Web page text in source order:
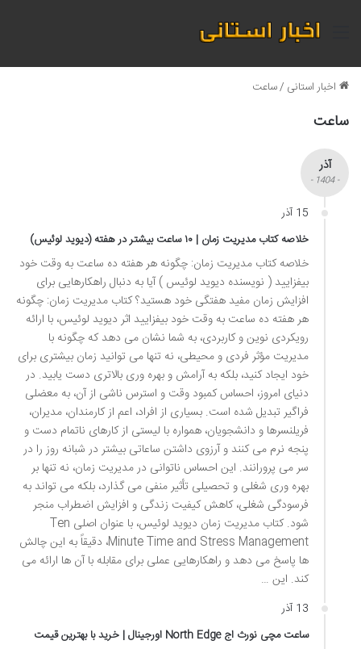
منو
اخبار استانی /ساعت
ساعت
آذر
- 1404 -
15 آذر
خلاصه کتاب مدیریت زمان | ۱۰ ساعت بیشتر در هفته (دیوید لوئیس)
خلاصه کتاب مدیریت زمان: چگونه هر هفته ده ساعت به وقت خود
بیفزایید ( نویسنده دیوید لوئیس ) آیا به دنبال راهکارهایی برای
افزایش زمان مفید هفتگی خود هستید؟ کتاب مدیریت زمان: چگونه
هر هفته ده ساعت به وقت خود بیفزایید اثر دیوید لوئیس، با ارائه
رویکردی نوین و کاربردی، به شما نشان می دهد که چگونه با
مدیریت مؤثر فردی و محیطی، نه تنها می توانید زمان بیشتری برای
خود ایجاد کنید، بلکه به آرامش و بهره وری بالاتری دست یابید. در
دنیای امروز، احساس کمبود وقت و استرس ناشی از آن، به معضلی
فراگیر تبدیل شده است. بسیاری از افراد، اعم از کارمندان، مدیران،
فریلنسرها و دانشجویان، همواره با لیستی از کارهای ناتمام دست و
پنجه نرم می کنند و آرزوی داشتن ساعاتی بیشتر در شبانه روز را در
سر می پرورانند. این احساس ناتوانی در مدیریت زمان، نه تنها بر
بهره وری شغلی و تحصیلی تأثیر منفی می گذارد، بلکه می تواند به
فرسودگی شغلی، کاهش کیفیت زندگی و افزایش اضطراب منجر
شود. کتاب مدیریت زمان دیوید لوئیس، با عنوان اصلی Ten
Minute Time and Stress Management، دقیقاً به این چالش
ها پاسخ می دهد و راهکارهایی عملی برای مقابله با آن ها ارائه می
کند. این …
13 آذر
ساعت مچی نورث اج North Edge اورجینال | خرید با بهترین قیمت